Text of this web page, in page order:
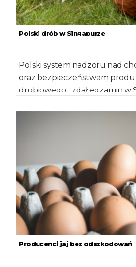
Polski drób w Singapurze
Polski system nadzoru nad
oraz bezpieczeństwem
drobiowego…zdał egzamin w
Producenci jaj bez odszkodowań